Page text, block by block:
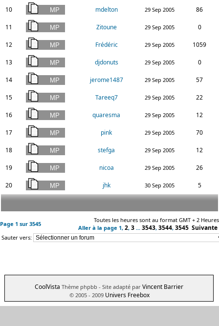
10 mdelton 29 Sep 2005 86
11 Zitoune 29 Sep 2005 0
12 Frédéric 29 Sep 2005 1059
13 djdonuts 29 Sep 2005 0
14 jerome1487 29 Sep 2005 57
15 Tareeq7 29 Sep 2005 22
16 quaresma 29 Sep 2005 12
17 pink 29 Sep 2005 70
18 stefga 29 Sep 2005 12
19 nicoa 29 Sep 2005 26
20 jhk 30 Sep 2005 5
Page 1 sur 3545
Toutes les heures sont au format GMT + 2 Heures
Aller à la page 1, 2, 3 ... 3543, 3544, 3545 Suivante
Sauter vers:
CoolVista Thème phpbb - Site adapté par Vincent Barrier
© 2005 - 2009 Univers Freebox